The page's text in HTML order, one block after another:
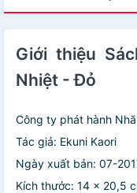
Giới thiệu
Nhiệt - Đỏ
Công ty phát hành
Tác giả: Ekuni Kaori
Ngày xuất bản: 07-
Kích thước: 14 x 20,5